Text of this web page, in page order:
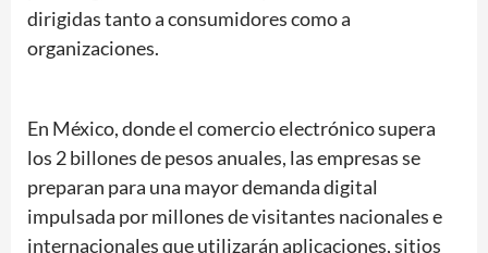
dirigidas tanto a consumidores como a
organizaciones.
En México, donde el comercio electrónico supera
los 2 billones de pesos anuales, las empresas se
preparan para una mayor demanda digital
impulsada por millones de visitantes nacionales e
internacionales que utilizarán aplicaciones, sitios